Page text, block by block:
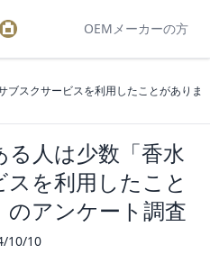
OEMメーカーの方
スクサービスを利用したことがありま
人は少数「香水
を利用したこと
アンケート調査
10/10